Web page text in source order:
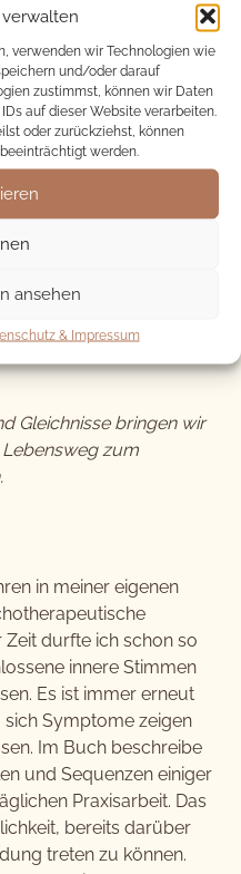
verwenden wir Technologien wie
und/oder darauf
zustimmst, können wir Daten
auf dieser Website verarbeiten.
oder zurückziehst, können
werden.
ansehen
& Impressum
noch lange nicht das
dem „Inneren“, die
empfunden und
mich liegt darin der
Beschäftigung mit
eigenen als auch
sich daraus die
In der Therapie
Stimme wieder
Gleichnisse bringen wir
zum
in meiner eigenen
Zeit durfte ich schon so
innere Stimmen
Es ist immer erneut
Symptome zeigen
Im Buch beschreibe
und Sequenzen einiger
Praxisarbeit. Das
bereits darüber
treten zu können.